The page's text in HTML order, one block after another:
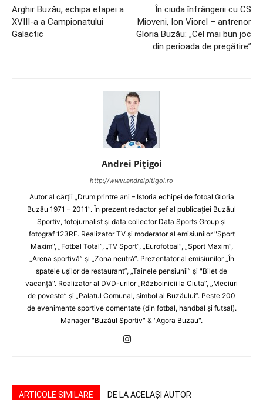
Arghir Buzău, echipa etapei a
XVIII-a a Campionatului
Galactic
În ciuda înfrângerii cu CS
Mioveni, Ion Viorel – antrenor
Gloria Buzău: „Cel mai bun joc
din perioada de pregătire”
Andrei Pițigoi
http://www.andreipitigoi.ro
Autor al cărţii „Drum printre ani – Istoria echipei de fotbal Gloria
Buzău 1971 – 2011”. În prezent redactor şef al publicaţiei Buzăul
Sportiv, fotojurnalist şi data collector Data Sports Group şi
fotograf 123RF. Realizator TV şi moderator al emisiunilor "Sport
Maxim", „Fotbal Total”, „TV Sport”, „Eurofotbal”, „Sport Maxim”,
„Arena sportivă” şi „Zona neutră”. Prezentator al emisiunilor „În
spatele uşilor de restaurant”, „Tainele pensiunii” şi "Bilet de
vacanţă". Realizator al DVD-urilor „Războinicii la Ciuta”, „Meciuri
de poveste” şi „Palatul Comunal, simbol al Buzăului”. Peste 200
de evenimente sportive comentate (din fotbal, handbal şi futsal).
Manager "Buzăul Sportiv" & "Agora Buzau".
ARTICOLE SIMILARE DE LA ACELAȘI AUTOR